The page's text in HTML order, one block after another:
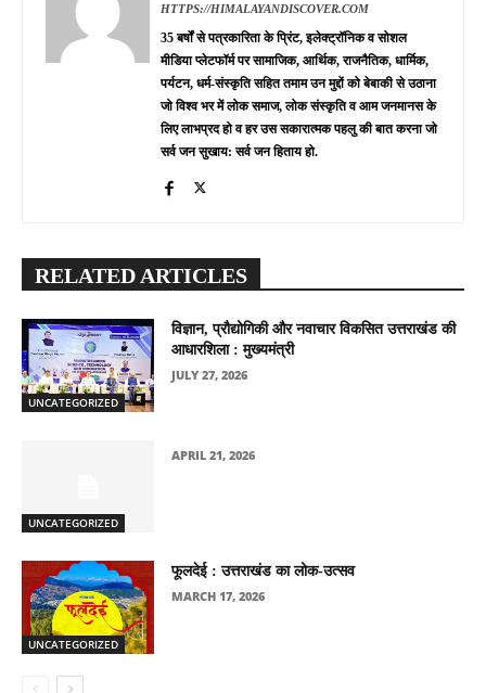
HTTPS://HIMALAYANDISCOVER.COM
35 बर्षों से पत्रकारिता के प्रिंट, इलेक्ट्रॉनिक व सोशल
मीडिया प्लेटफॉर्म पर सामाजिक, आर्थिक, राजनैतिक, धार्मिक,
पर्यटन, धर्म-संस्कृति सहित तमाम उन मुद्दों को बेबाकी से उठाना
जो विश्व भर में लोक समाज, लोक संस्कृति व आम जनमानस के
लिए लाभप्रद हो व हर उस सकारात्मक पहलु की बात करना जो
सर्व जन सुखाय: सर्व जन हिताय हो.
RELATED ARTICLES
UNCATEGORIZED
विज्ञान, प्रौद्योगिकी और नवाचार विकसित उत्तराखंड की
आधारशिला : मुख्यमंत्री
JULY 27, 2026
UNCATEGORIZED
APRIL 21, 2026
UNCATEGORIZED
फूलदेई : उत्तराखंड का लोक-उत्सव
MARCH 17, 2026